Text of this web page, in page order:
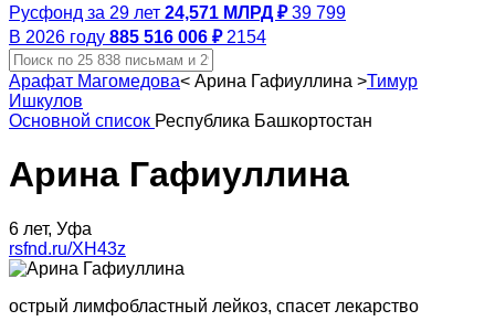
Русфонд за 29 лет 24,571 МЛРД ₽ 39 799
В 2026 году 885 516 006 ₽ 2154
Арафат Магомедова< Арина Гафиуллина >Тимур
Ишкулов
Основной список Республика Башкортостан
Арина Гафиуллина
6 лет, Уфа
rsfnd.ru/XH43z
острый лимфобластный лейкоз, спасет лекарство